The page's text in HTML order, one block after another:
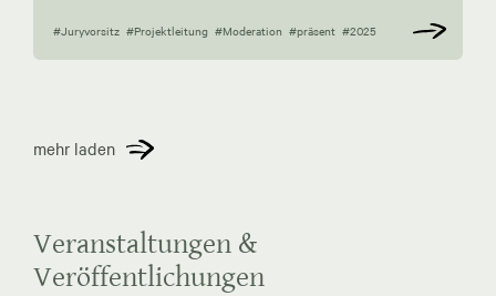
#Juryvorsitz #Projektleitung #Moderation #präsent #2025
mehr laden
Veranstaltungen &
Veröffentlichungen